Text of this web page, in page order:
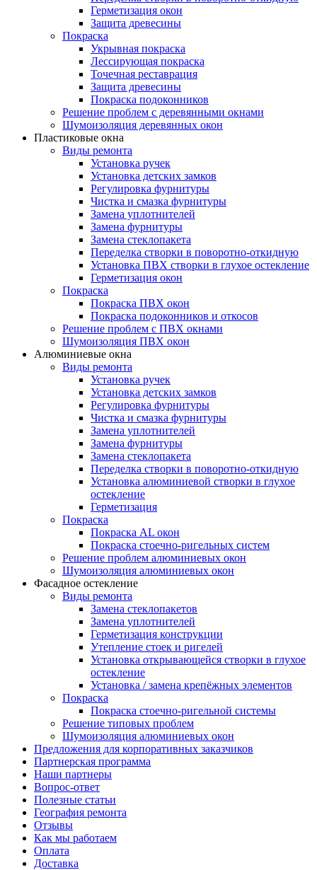
Герметизация окон
Защита древесины
Покраска
Укрывная покраска
Лессирующая покраска
Точечная реставрация
Защита древесины
Покраска подоконников
Решение проблем с деревянными окнами
Шумоизоляция деревянных окон
Пластиковые окна
Виды ремонта
Установка ручек
Установка детских замков
Регулировка фурнитуры
Чистка и смазка фурнитуры
Замена уплотнителей
Замена фурнитуры
Замена стеклопакета
Переделка створки в поворотно-откидную
Установка ПВХ створки в глухое остекление
Герметизация окон
Покраска
Покраска ПВХ окон
Покраска подоконников и откосов
Решение проблем с ПВХ окнами
Шумоизоляция ПВХ окон
Алюминиевые окна
Виды ремонта
Установка ручек
Установка детских замков
Регулировка фурнитуры
Чистка и смазка фурнитуры
Замена уплотнителей
Замена фурнитуры
Замена стеклопакета
Переделка створки в поворотно-откидную
Установка алюминиевой створки в глухое
остекление
Герметизация
Покраска
Покраска AL окон
Покраска стоечно-ригельных систем
Решение проблем алюминиевых окон
Шумоизоляция алюминиевых окон
Фасадное остекление
Виды ремонта
Замена стеклопакетов
Замена уплотнителей
Герметизация конструкции
Утепление стоек и ригелей
Установка открывающейся створки в глухое
остекление
Установка / замена крепёжных элементов
Покраска
Покраска стоечно-ригельной системы
Решение типовых проблем
Шумоизоляция алюминиевых окон
Предложения для корпоративных заказчиков
Партнерская программа
Наши партнеры
Вопрос-ответ
Полезные статьи
География ремонта
Отзывы
Как мы работаем
Оплата
Доставка